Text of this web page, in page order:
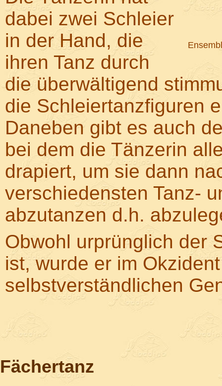
dabei zwei Schleier
in der Hand, die
ihren Tanz durch
die überwältigend
die Schleiertanzfiguren
Daneben gibt es auch
bei dem die Tänzerin
drapiert, um sie dann
verschiedensten Tanz-
abzutanzen d.h.
Obwohl urprünglich der
ist, wurde er im
selbstverständlichen
Fächertanz